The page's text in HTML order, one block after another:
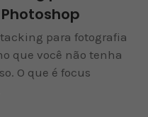
para fotografia
que você não tenha
O que é focus